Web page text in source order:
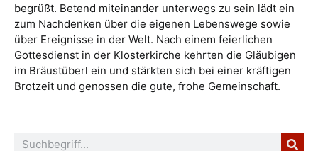
begrüßt. Betend miteinander unterwegs zu sein lädt ein
zum Nachdenken über die eigenen Lebenswege sowie
über Ereignisse in der Welt. Nach einem feierlichen
Gottesdienst in der Klosterkirche kehrten die Gläubigen
im Bräustüberl ein und stärkten sich bei einer kräftigen
Brotzeit und genossen die gute, frohe Gemeinschaft.